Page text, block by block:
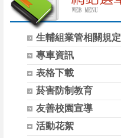
生輔組業管相關規定
專車資訊
表格下載
菸害防制教育
友善校園宣導
活動花絮